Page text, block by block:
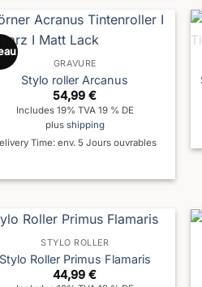
GRAVURE
Stylo roller Arcanus
54,99€
Includes 19% TVA 19 % DE
plus shipping
Time: env. 5 Jours ouvrables
STYLO ROLLER
Roller Primus Flamaris
44,99€